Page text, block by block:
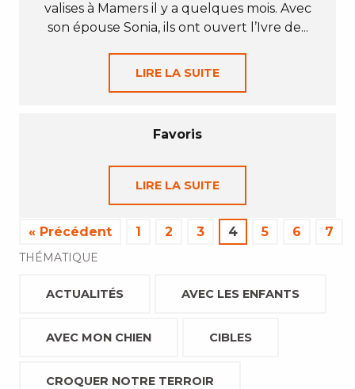
valises à Mamers il y a quelques mois. Avec
son épouse Sonia, ils ont ouvert l’Ivre de...
LIRE LA SUITE
Favoris
LIRE LA SUITE
« Précédent 1 2 3 4 5 6 7
THÉMATIQUE
ACTUALITÉS AVEC LES ENFANTS
AVEC MON CHIEN CIBLES
CROQUER NOTRE TERROIR